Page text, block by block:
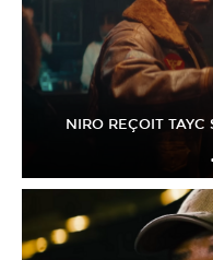
NIRO REÇOIT TAYC